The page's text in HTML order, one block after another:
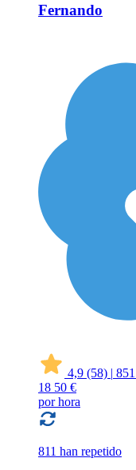
Fernando
4,9 (58) |
18 50 €
por hora
811 han repetido